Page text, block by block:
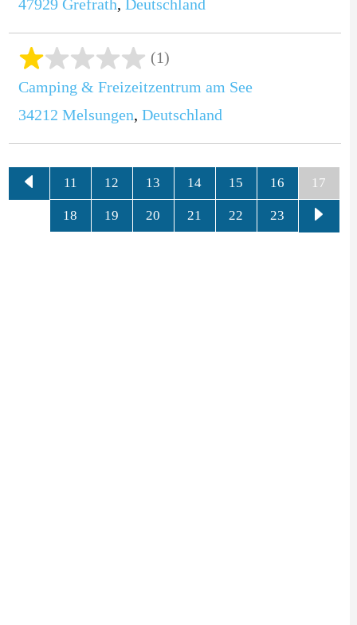
47929 Grefrath, Deutschland
(1)
Camping & Freizeitzentrum am See
34212 Melsungen, Deutschland
11 12 13 14 15 16 17
18 19 20 21 22 23